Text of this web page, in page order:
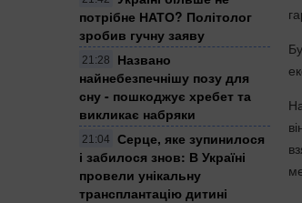
потрібне НАТО? Політолог
зробив гучну заяву
21:28
Названо
найнебезпечнішу позу для
сну - пошкоджує хребет та
викликає набряки
21:04
Серце, яке зупинилося
і забилося знов: В Україні
провели унікальну
трансплантацію дитині